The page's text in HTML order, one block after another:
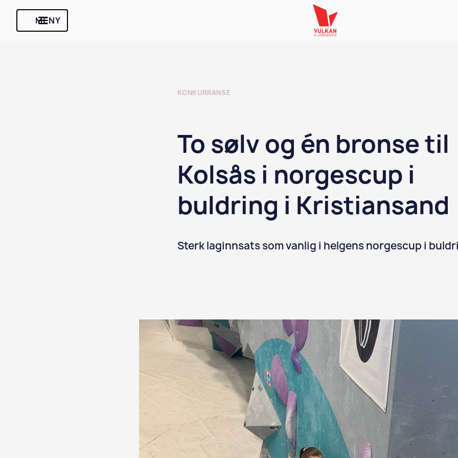
MENY
KONKURRANSE
To sølv og én bronse til
Kolsås i norgescup i
buldring i Kristiansand
Sterk laginnsats som vanlig i helgens norgescup i